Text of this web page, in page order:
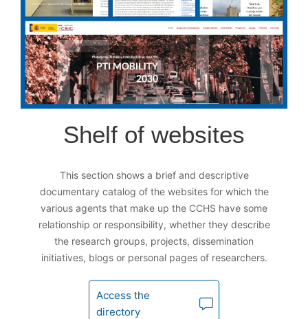
Shelf of websites
This section shows a brief and descriptive
documentary catalog of the websites for which the
various agents that make up the CCHS have some
relationship or responsibility, whether they describe
the research groups, projects, dissemination
initiatives, blogs or personal pages of researchers.
Access the
directory